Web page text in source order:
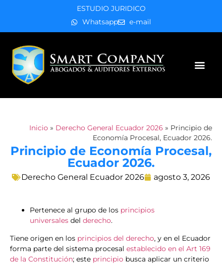
ESTUDIO JURIDICO
Whatsapp
e-mail
Inicio » Derecho General Ecuador 2026 » Principio de
Economía Procesal, Ecuador 2026.
Principio de Economía Procesal,
Ecuador 2026.
Derecho General Ecuador 2026 agosto 3, 2026
Pertenece al grupo de los principios
universales del derecho.
Tiene origen en los principios del derecho, y en el Ecuador
forma parte del sistema procesal establecido en el Art 169
de la Constitución; este principio busca aplicar un criterio